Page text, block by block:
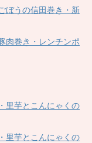
ぼうの信田巻き・新
肉巻き・レンチンポ
里芋とこんにゃくの
里芋とこんにゃくの